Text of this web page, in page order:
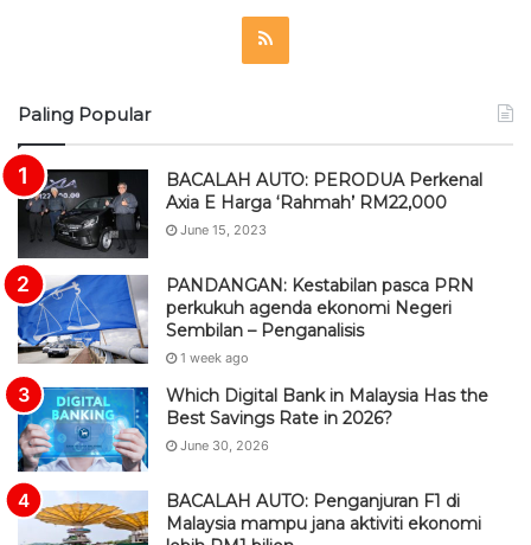
Paling Popular
BACALAH AUTO: PERODUA Perkenal
Axia E Harga ‘Rahmah’ RM22,000
June 15, 2023
PANDANGAN: Kestabilan pasca PRN
perkukuh agenda ekonomi Negeri
Sembilan – Penganalisis
1 week ago
Which Digital Bank in Malaysia Has the
Best Savings Rate in 2026?
June 30, 2026
BACALAH AUTO: Penganjuran F1 di
Malaysia mampu jana aktiviti ekonomi